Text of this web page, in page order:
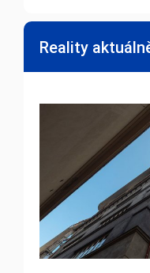
Reality